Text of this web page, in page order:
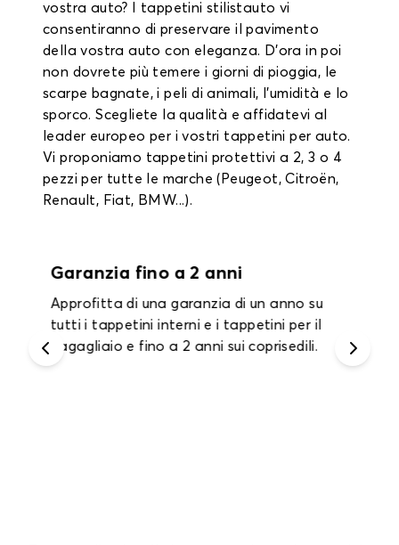
vostra auto? I tappetini stilistauto vi
consentiranno di preservare il pavimento
della vostra auto con eleganza. D'ora in poi
non dovrete più temere i giorni di pioggia, le
scarpe bagnate, i peli di animali, l'umidità e lo
sporco. Scegliete la qualità e affidatevi al
leader europeo per i vostri tappetini per auto.
Vi proponiamo tappetini protettivi a 2, 3 o 4
pezzi per tutte le marche (Peugeot, Citroën,
Renault, Fiat, BMW...).
Garanzia fino a 2 anni
Approfitta di una garanzia di un anno su
tutti i tappetini interni e i tappetini per il
bagagliaio e fino a 2 anni sui coprisedili.